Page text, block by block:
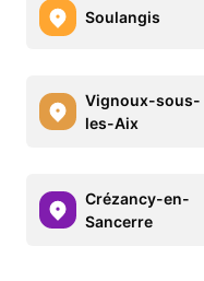
Soulangis
Vignoux-sous-
les-Aix
Crézancy-en-
Sancerre